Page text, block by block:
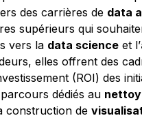
des carrières de data
supérieurs qui
vers la data science et l’
elles offrent des
(ROI) des
dédiés au
construction de